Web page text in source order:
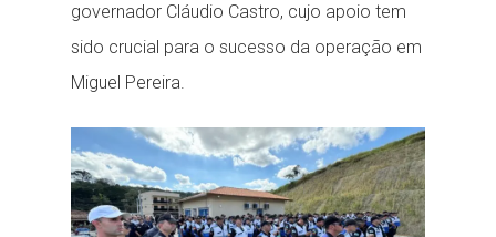
governador Cláudio Castro, cujo apoio tem
sido crucial para o sucesso da operação em
Miguel Pereira.